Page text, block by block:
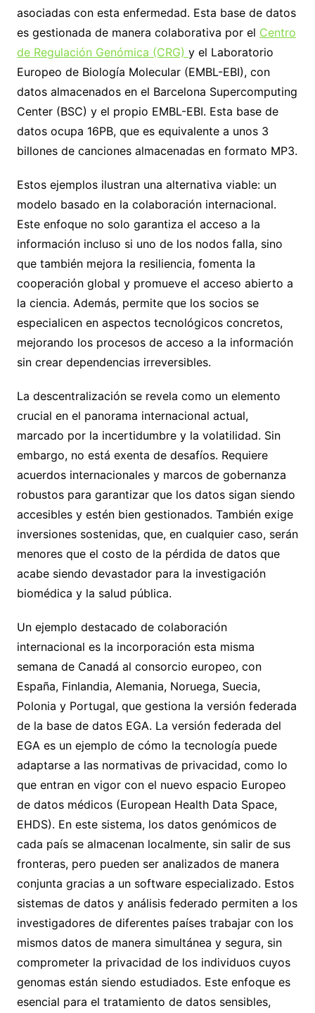
asociadas con esta enfermedad. Esta base de datos
es gestionada de manera colaborativa por el Centro
de Regulación Genómica (CRG) y el Laboratorio
Europeo de Biología Molecular (EMBL-EBI), con
datos almacenados en el Barcelona Supercomputing
Center (BSC) y el propio EMBL-EBI. Esta base de
datos ocupa 16PB, que es equivalente a unos 3
billones de canciones almacenadas en formato MP3.
Estos ejemplos ilustran una alternativa viable: un
modelo basado en la colaboración internacional.
Este enfoque no solo garantiza el acceso a la
información incluso si uno de los nodos falla, sino
que también mejora la resiliencia, fomenta la
cooperación global y promueve el acceso abierto a
la ciencia. Además, permite que los socios se
especialicen en aspectos tecnológicos concretos,
mejorando los procesos de acceso a la información
sin crear dependencias irreversibles.
La descentralización se revela como un elemento
crucial en el panorama internacional actual,
marcado por la incertidumbre y la volatilidad. Sin
embargo, no está exenta de desafíos. Requiere
acuerdos internacionales y marcos de gobernanza
robustos para garantizar que los datos sigan siendo
accesibles y estén bien gestionados. También exige
inversiones sostenidas, que, en cualquier caso, serán
menores que el costo de la pérdida de datos que
acabe siendo devastador para la investigación
biomédica y la salud pública.
Un ejemplo destacado de colaboración
internacional es la incorporación esta misma
semana de Canadá al consorcio europeo, con
España, Finlandia, Alemania, Noruega, Suecia,
Polonia y Portugal, que gestiona la versión federada
de la base de datos EGA. La versión federada del
EGA es un ejemplo de cómo la tecnología puede
adaptarse a las normativas de privacidad, como lo
que entran en vigor con el nuevo espacio Europeo
de datos médicos (European Health Data Space,
EHDS). En este sistema, los datos genómicos de
cada país se almacenan localmente, sin salir de sus
fronteras, pero pueden ser analizados de manera
conjunta gracias a un software especializado. Estos
sistemas de datos y análisis federado permiten a los
investigadores de diferentes países trabajar con los
mismos datos de manera simultánea y segura, sin
comprometer la privacidad de los individuos cuyos
genomas están siendo estudiados. Este enfoque es
esencial para el tratamiento de datos sensibles,